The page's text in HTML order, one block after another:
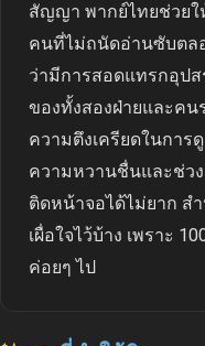
สัญญา พากย์ไทยช่วยใ
คนที่ไม่ถนัดอ่านซับตลอ
ว่ามีการสอดแทรกอุป
ของทั้งสองฝ่ายและค
ความตึงเครียดในกา
ความหวานชื่นและช่ว
ติดหน้าจอได้ไม่ยาก ส
เผื่อใจไว้บ้าง เพราะ
ค่อยๆ ไป